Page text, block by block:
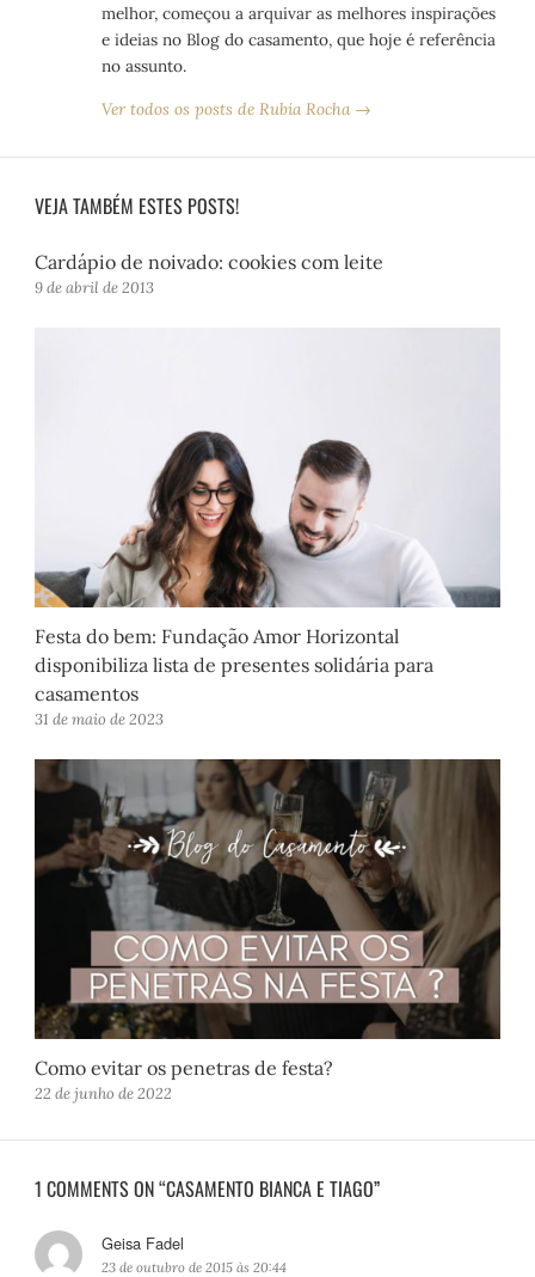
melhor, começou a arquivar as melhores inspirações
e ideias no Blog do casamento, que hoje é referência
no assunto.
Ver todos os posts de Rubia Rocha →
VEJA TAMBÉM ESTES POSTS!
Cardápio de noivado: cookies com leite
9 de abril de 2013
Festa do bem: Fundação Amor Horizontal
disponibiliza lista de presentes solidária para
casamentos
31 de maio de 2023
Como evitar os penetras de festa?
22 de junho de 2022
1 COMMENTS ON “CASAMENTO BIANCA E TIAGO”
Geisa Fadel
i
23 de outubro de 2015 às 20:44